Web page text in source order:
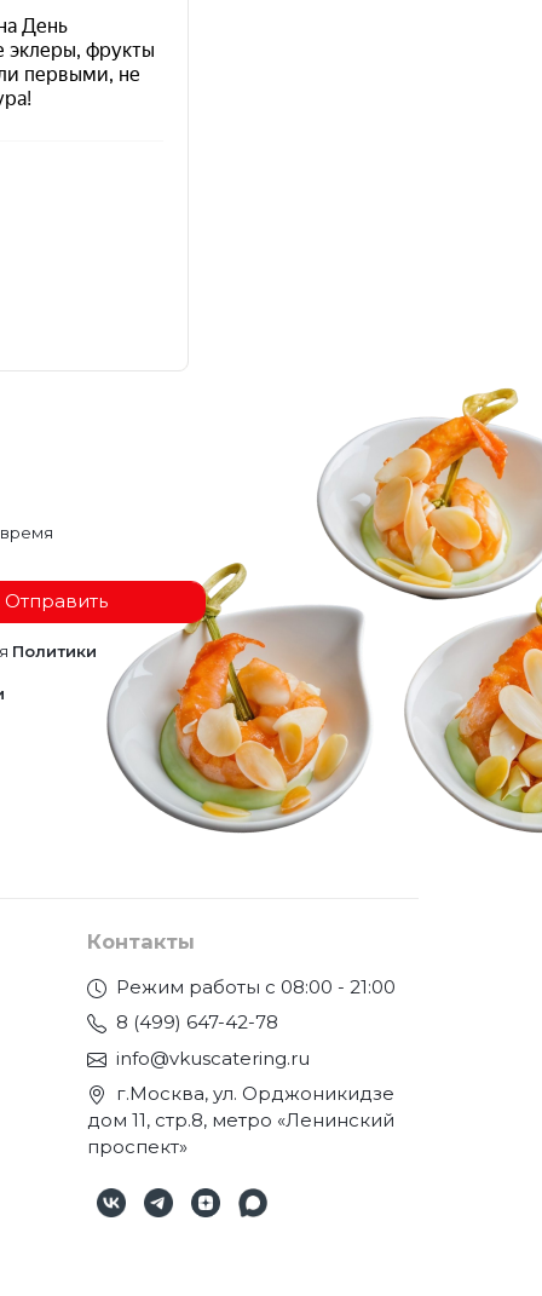
Отправить
Политики
Контакты
Режим работы с 08:00 - 21:00
8 (499) 647-42-78
info@vkuscatering.ru
г.Москва, ул. Орджоникидзе
дом 11, стр.8, метро «Ленинский
проспект»